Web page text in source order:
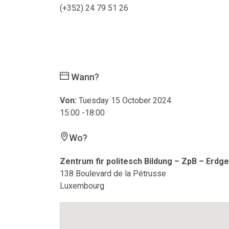
(+352) 24 79 51 26
Wann?
Von: Tuesday 15 October 2024
15:00 -18:00
Wo?
Zentrum fir politesch Bildung – ZpB –
138 Boulevard de la Pétrusse
Luxembourg